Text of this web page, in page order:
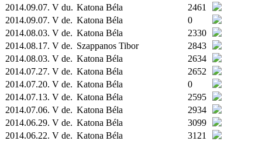
2014.09.07. V du. Katona Béla
2461
2014.09.07. V de. Katona Béla
0
2014.08.03. V de. Katona Béla
2330
2014.08.17. V de. Szappanos Tibor
2843
2014.08.03. V de. Katona Béla
2634
2014.07.27. V de. Katona Béla
2652
2014.07.20. V de. Katona Béla
0
2014.07.13. V de. Katona Béla
2595
2014.07.06. V de. Katona Béla
2934
2014.06.29. V de. Katona Béla
3099
2014.06.22. V de. Katona Béla
3121